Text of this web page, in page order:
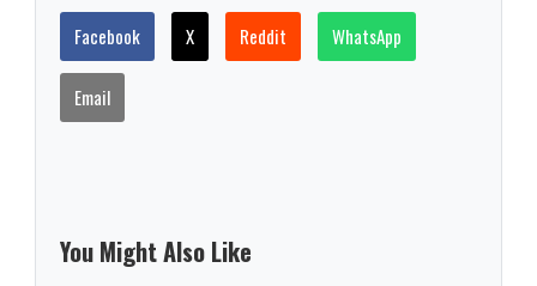
Facebook X Reddit WhatsApp
Email
You Might Also Like